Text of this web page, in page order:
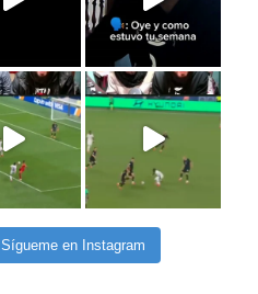
Sígueme en Instagram